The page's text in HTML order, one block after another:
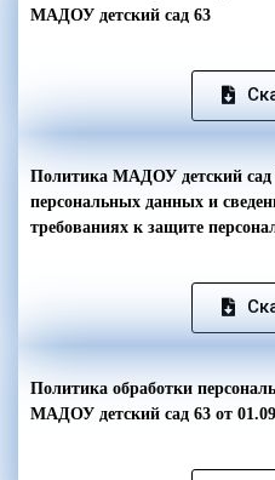
МАДОУ детский сад 63
Политика МАДОУ детский сад
персональных данных и
требованиях к защите
Политика обработки
МАДОУ детский сад 63 от